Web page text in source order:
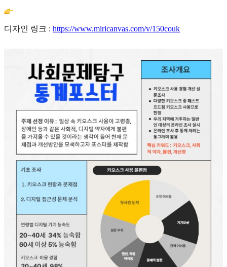
디자인 링크 : https://www.miricanvas.com/v/150couk